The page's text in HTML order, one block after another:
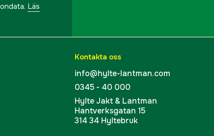
Läs
Kontakta oss
info@hylte-lantman.com
0345 - 40 000
Hylte Jakt & Lantman
Hantverksgatan 15
314 34 Hyltebruk